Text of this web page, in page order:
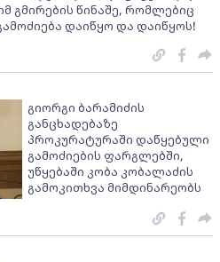
გმირების წინაშე, რომლებიც
დაიწყო და დაიწყოს!
გიორგი ბარამიძის
განცხადებაზე
პროკურატურაში დაწყებული
გამოძიების ფარგლებში,
უწყებაში კობა კობალაძის
გამოკითხვა მიმდინარეობს